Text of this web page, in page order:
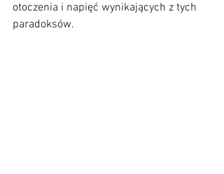
otoczenia i napięć wynikających z tych
paradoksów.